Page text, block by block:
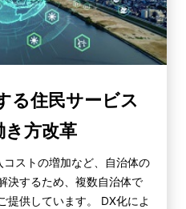
る住民サービス
き方改革
ストの増加など、自治体の
決するため、複数自治体で
提供しています。 DX化によ